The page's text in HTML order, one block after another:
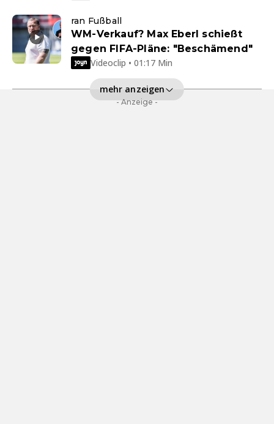
ran Fußball
WM-Verkauf? Max Eberl schießt
gegen FIFA-Pläne: "Beschämend"
Videoclip • 01:17 Min
mehr anzeigen
- Anzeige -